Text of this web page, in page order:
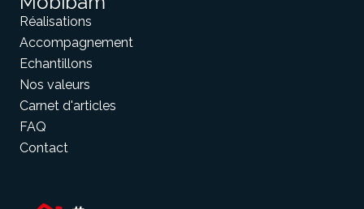
Réalisations
Accompagnement
Echantillons
Nos valeurs
Carnet d'articles
FAQ
Contact